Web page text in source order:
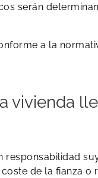
serán
a la
vivienda
de la fianza o